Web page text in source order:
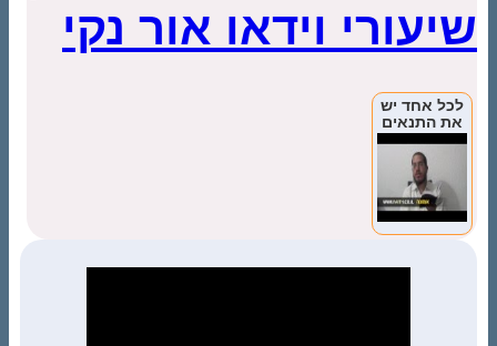
שיעורי וידאו אור נקי
לכל אחד יש
את התנאים
הכי טובים
(פרשת
תולדות)